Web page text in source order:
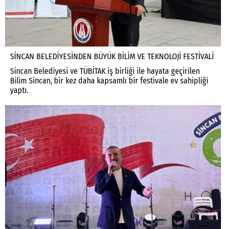
SİNCAN BELEDİYESİNDEN BÜYÜK BİLİM VE TEKNOLOJİ FESTİVALİ
Sincan Belediyesi ve TÜBİTAK iş birliği ile hayata geçirilen
Bilim Sincan, bir kez daha kapsamlı bir festivale ev sahipliği
yaptı.